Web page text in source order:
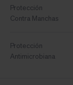
Protección
Contra Manchas
Protección
Antimicrobiana